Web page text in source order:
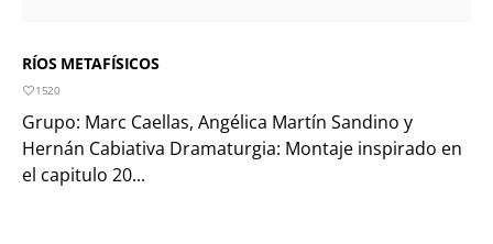
RÍOS METAFÍSICOS
1520
Grupo: Marc Caellas, Angélica Martín Sandino y
Hernán Cabiativa Dramaturgia: Montaje inspirado en
el capitulo 20...